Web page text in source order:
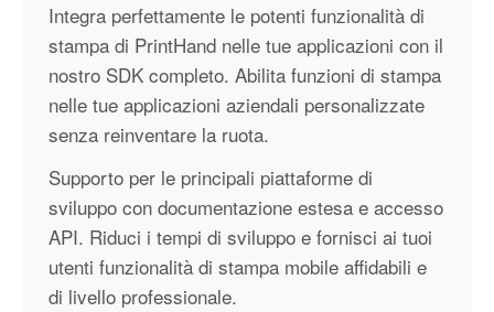
Integra perfettamente le potenti funzionalità di
stampa di PrintHand nelle tue applicazioni con il
nostro SDK completo. Abilita funzioni di stampa
nelle tue applicazioni aziendali personalizzate
senza reinventare la ruota.
Supporto per le principali piattaforme di
sviluppo con documentazione estesa e accesso
API. Riduci i tempi di sviluppo e fornisci ai tuoi
utenti funzionalità di stampa mobile affidabili e
di livello professionale.